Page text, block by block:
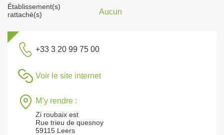
Établissement(s)
rattaché(s)
Aucun
+33 3 20 99 75 00
Voir le site internet
M’y rendre :
Zi roubaix est
Rue trieu de quesnoy
59115 Leers